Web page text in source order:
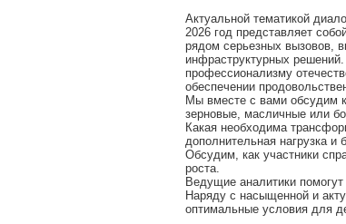
Актуальной тематикой
2026 год представляет
рядом серьезных вызовов,
инфраструктурных
профессионализму
обеспечении
Мы вместе с вами обсудим
зерновые, масличные или
Какая необходима
дополнительная нагрузка и
Обсудим, как участники
роста.
Ведущие аналитики
Наряду с насыщенной и
оптимальные условия для